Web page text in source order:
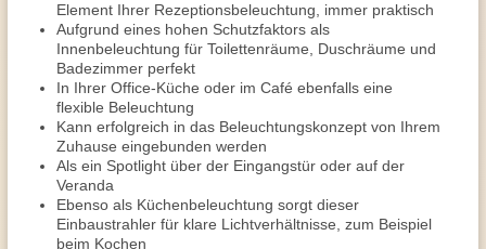
Element Ihrer Rezeptionsbeleuchtung, immer praktisch
Aufgrund eines hohen Schutzfaktors als
Innenbeleuchtung für Toilettenräume, Duschräume und
Badezimmer perfekt
In Ihrer Office-Küche oder im Café ebenfalls eine
flexible Beleuchtung
Kann erfolgreich in das Beleuchtungskonzept von Ihrem
Zuhause eingebunden werden
Als ein Spotlight über der Eingangstür oder auf der
Veranda
Ebenso als Küchenbeleuchtung sorgt dieser
Einbaustrahler für klare Lichtverhältnisse, zum Beispiel
beim Kochen